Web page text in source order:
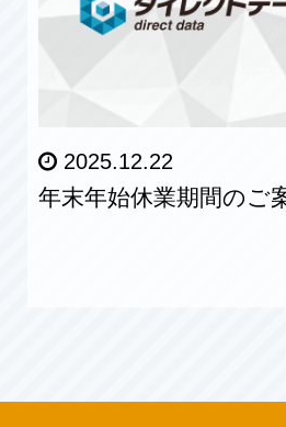
2025.12.22
年末年始休業期間のご